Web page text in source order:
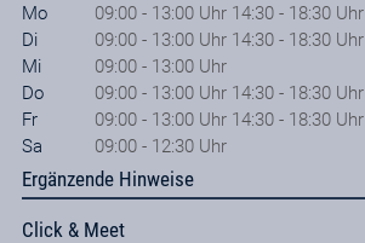
Mo
09:00 - 13:00 Uhr 14:30 - 18:30 Uhr
Di
09:00 - 13:00 Uhr 14:30 - 18:30 Uhr
Mi
09:00 - 13:00 Uhr
Do
09:00 - 13:00 Uhr 14:30 - 18:30 Uhr
Fr
09:00 - 13:00 Uhr 14:30 - 18:30 Uhr
Sa
09:00 - 12:30 Uhr
Ergänzende Hinweise
Click & Meet